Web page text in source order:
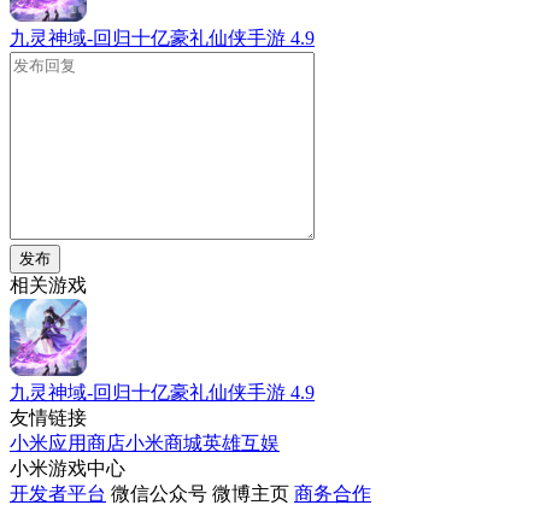
九灵神域-回归十亿豪礼仙侠手游 4.9
发布
相关游戏
九灵神域-回归十亿豪礼仙侠手游 4.9
友情链接
小米应用商店小米商城英雄互娱
小米游戏中心
开发者平台 微信公众号 微博主页 商务合作